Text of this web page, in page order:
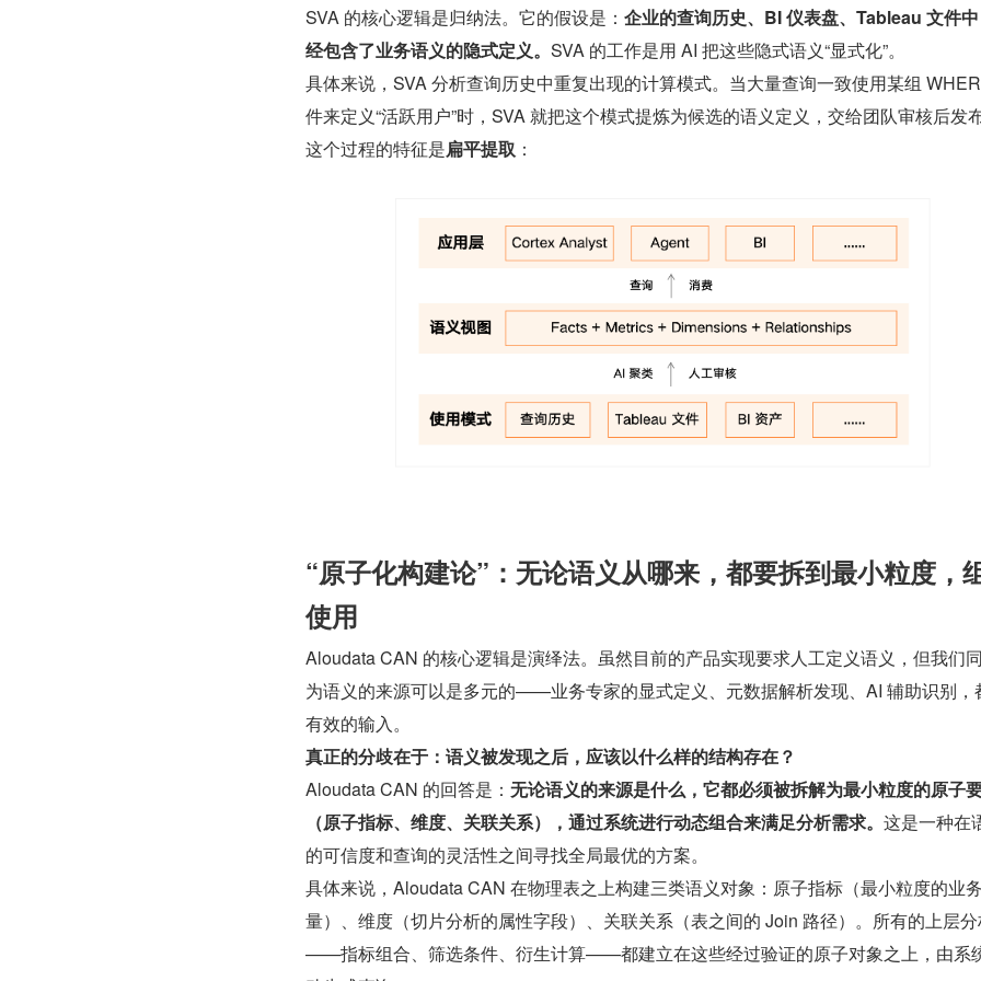
SVA 的核心逻辑是归纳法。它的假设是： 企业的查询历史、BI 仪表盘、Tableau 文件
经包含了业务语义的隐式定义。 SVA 的工作是用 AI 把这些隐式语义“显式化”。
具体来说，SVA 分析查询历史中重复出现的计算模式。当大量查询一致使用某组
件来定义“活跃用户”时，SVA 就把这个模式提炼为候选的语义定义，交给团队审核后发布
这个过程的特征是扁平提取 ：
“原子化构建论”：无论语义从哪来，都要拆到最小粒度，
使用
Aloudata CAN 的核心逻辑是演绎法。虽然目前的产品实现要求人工定义语义，但我们
为语义的来源可以是多元的——业务专家的显式定义、元数据解析发现、AI 辅助识别，
有效的输入。
真正的分歧在于：语义被发现之后，应该以什么样的结构存在？
Aloudata CAN 的回答是： 无论语义的来源是什么，它都必须被拆解为最小粒度的原子
（原子指标、维度、关联关系），通过系统进行动态组合来满足分析需求。 这是一种在
的可信度和查询的灵活性之间寻找全局最优的方案。
具体来说，Aloudata CAN 在物理表之上构建三类语义对象：原子指标（最小粒度的业
量）、维度（切片分析的属性字段）、关联关系（表之间的 Join 路径）。所有的上层
——指标组合、筛选条件、衍生计算——都建立在这些经过验证的原子对象之上，由系